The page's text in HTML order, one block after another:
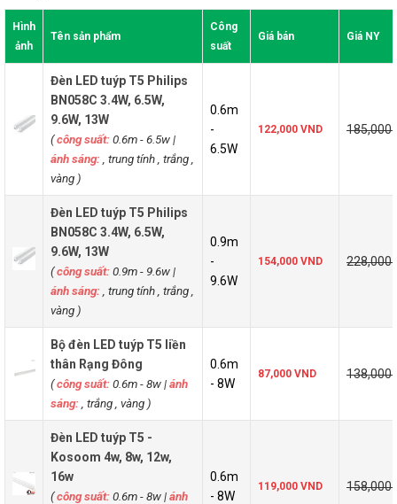
Hình
ảnh
Tên sản phẩm
Công
suất
Giá bán Giá NY
Đèn LED tuýp T5 Philips
BN058C 3.4W, 6.5W,
9.6W, 13W
(công suất:0.6m - 6.5w|
ánh sáng: , trung tính , trắng ,
vàng )
0.6m
-
6.5W
122,000 VND 185,000
Đèn LED tuýp T5 Philips
BN058C 3.4W, 6.5W,
9.6W, 13W
(công suất:0.9m - 9.6w|
ánh sáng: , trung tính , trắng ,
vàng )
0.9m
-
9.6W
154,000 VND 228,000
Bộ đèn LED tuýp T5 liền
thân Rạng Đông
(công suất:0.6m - 8w|ánh
sáng: , trắng , vàng )
0.6m
- 8W
87,000 VND 138,000
Đèn LED tuýp T5 -
Kosoom 4w, 8w, 12w,
16w
(công suất:0.6m - 8w|ánh
0.6m
- 8W
119,000 VND 158,000